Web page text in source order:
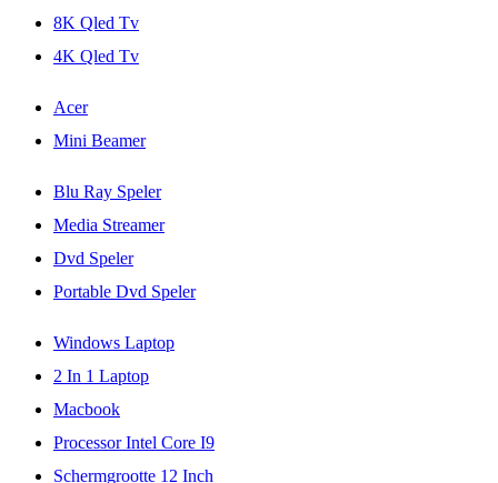
8K Qled Tv
4K Qled Tv
Acer
Mini Beamer
Blu Ray Speler
Media Streamer
Dvd Speler
Portable Dvd Speler
Windows Laptop
2 In 1 Laptop
Macbook
Processor Intel Core I9
Schermgrootte 12 Inch